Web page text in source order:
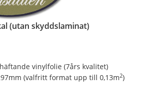
(utan skyddslaminat)
vinylfolie (7års kvalitet)
(valfritt format upp till 0,13m2)